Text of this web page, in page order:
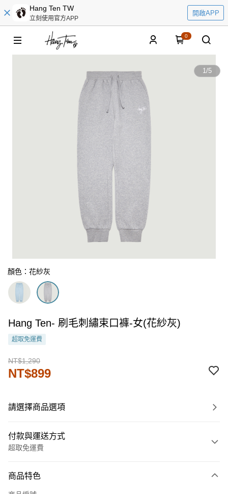
Hang Ten TW
立刻使用官方APP
開啟APP
0
1/5
顏色：花紗灰
Hang Ten- 刷毛刺繡束口褲-女(花紗灰)
超取免運費
NT$1,290
NT$899
請選擇商品選項
付款與運送方式
超取免運費
信用卡一次付款
商品特色